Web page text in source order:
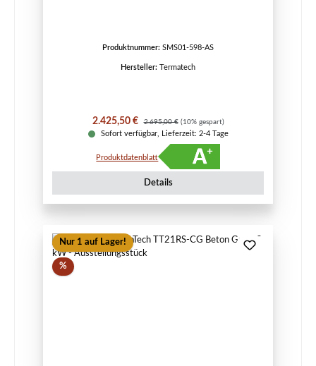
Produktnummer: SMS01-598-AS
Hersteller: Termatech
Verkaufspreis:
2.425,50 € Regulärer Preis:
2.695,00 € (10% gespart)
Sofort verfügbar, Lieferzeit: 2-4 Tage
Produktdatenblatt
Details
Nur 1 auf Lager!
%Rabatt